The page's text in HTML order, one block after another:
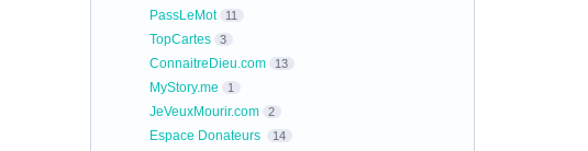
PassLeMot 11
TopCartes 3
ConnaitreDieu.com 13
MyStory.me 1
JeVeuxMourir.com 2
Espace Donateurs 14